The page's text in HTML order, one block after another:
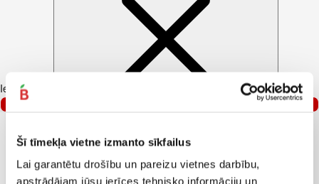
Šī tīmekļa vietne izmanto sīkfailus
Lai garantētu drošību un pareizu vietnes darbību,
apstrādājam jūsu ierīces tehnisko informāciju un
Iesakām ar